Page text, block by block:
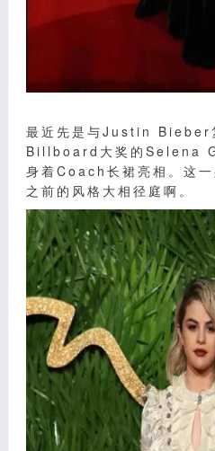
最近先是与Justin Bieber
Billboard大奖的Selena
身着Coach长裙亮相。这
之前的风格大相径庭啊。